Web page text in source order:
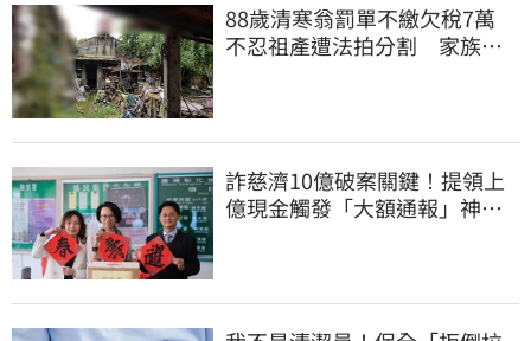
88歲清寒翁罰單不繳欠稅7萬
不忍祖產遭法拍分割 家族按
詐慈濟10億破案關鍵！提領上
億現金觸發「大額通報」神鬼